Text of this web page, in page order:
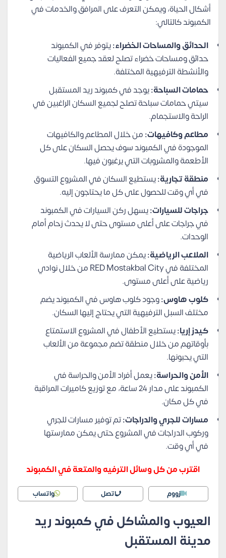
أشكال الحياة، ويمكن التعرف على المرافق والخدمات في
الكمبوند كالتالي:
الحدائق والمساحات الخضراء:يتوفر في الكمبوند
حدائق ومساحات خضراء تصلح لعقد جميع الفعاليات
والأنشطة الترفيهية المختلفة.
حمامات السباحة:يوجد في كمبوند ريد المستقبل
سيتي حمامات سباحة تصلح لجميع السكان الراغبين في
الراحة والاستجمام.
مطاعم وكافيهات:من خلال المطاعم والكافيهات
الموجودة في الكمبوند سوف يحصل السكان على كل
الأطعمة والمشروبات التي يرغبون فيها.
منطقة تجارية:يستطيع السكان في المشروع التسوق
في أي وقت للحصول على كل ما يحتاجون إليه.
جراجات للسيارات:يسهل ركن السيارات في الكمبوند
في جراجات على أعلى مستوى حتى لا يحدث زحام أمام
الوحدات.
الملاعب الرياضية:يمكن ممارسة الألعاب الرياضية
المختلفة في RED Mostakbal City من خلال نوادي
رياضية على أعلى مستوى.
كلوب هاوس:وجود كلوب هاوس في الكمبوند يضم
مختلف السبل الترفيهية التي يحتاج إليها السكان.
كيدز إريا:يستطيع الأطفال في المشروع الاستمتاع
بأوقاتهم من خلال منطقة تضم مجموعة من الألعاب
التي يحبونها.
الأمن والحراسة:يعمل أفراد الأمن والحراسة في
الكمبوند على مدار 24 ساعة، مع توزيع كاميرات المراقبة
في كل مكان.
مسارات للجري والدراجات:تم توفير مسارات للجري
وركوب الدراجات في المشروع حتى يمكن ممارستها
في أي وقت.
اقترب من كل وسائل الترفيه والمتعة في الكمبوند
زووم اتصل واتساب
العيوب والمشاكل في كمبوند ريد
مدينة المستقبل